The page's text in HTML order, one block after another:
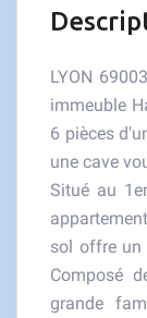
LYON
immeuble
6 pièces
une cave
Situé au
sol offre un
Composé
grande